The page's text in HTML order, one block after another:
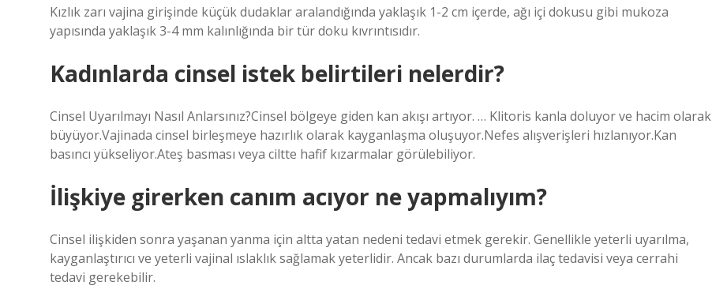
Kızlık zarı vajina girişinde küçük dudaklar aralandığında yaklaşık 1-2 cm içerde, ağı içi dokusu gibi mukoza
yapısında yaklaşık 3-4 mm kalınlığında bir tür doku kıvrıntısıdır.
Kadınlarda cinsel istek belirtileri nelerdir?
Cinsel Uyarılmayı Nasıl Anlarsınız?Cinsel bölgeye giden kan akışı artıyor. … Klitoris kanla doluyor ve hacim olarak
büyüyor.Vajinada cinsel birleşmeye hazırlık olarak kayganlaşma oluşuyor.Nefes alışverişleri hızlanıyor.Kan
basıncı yükseliyor.Ateş basması veya ciltte hafif kızarmalar görülebiliyor.
İlişkiye girerken canım acıyor ne yapmalıyım?
Cinsel ilişkiden sonra yaşanan yanma için altta yatan nedeni tedavi etmek gerekir. Genellikle yeterli uyarılma,
kayganlaştırıcı ve yeterli vajinal ıslaklık sağlamak yeterlidir. Ancak bazı durumlarda ilaç tedavisi veya cerrahi
tedavi gerekebilir.